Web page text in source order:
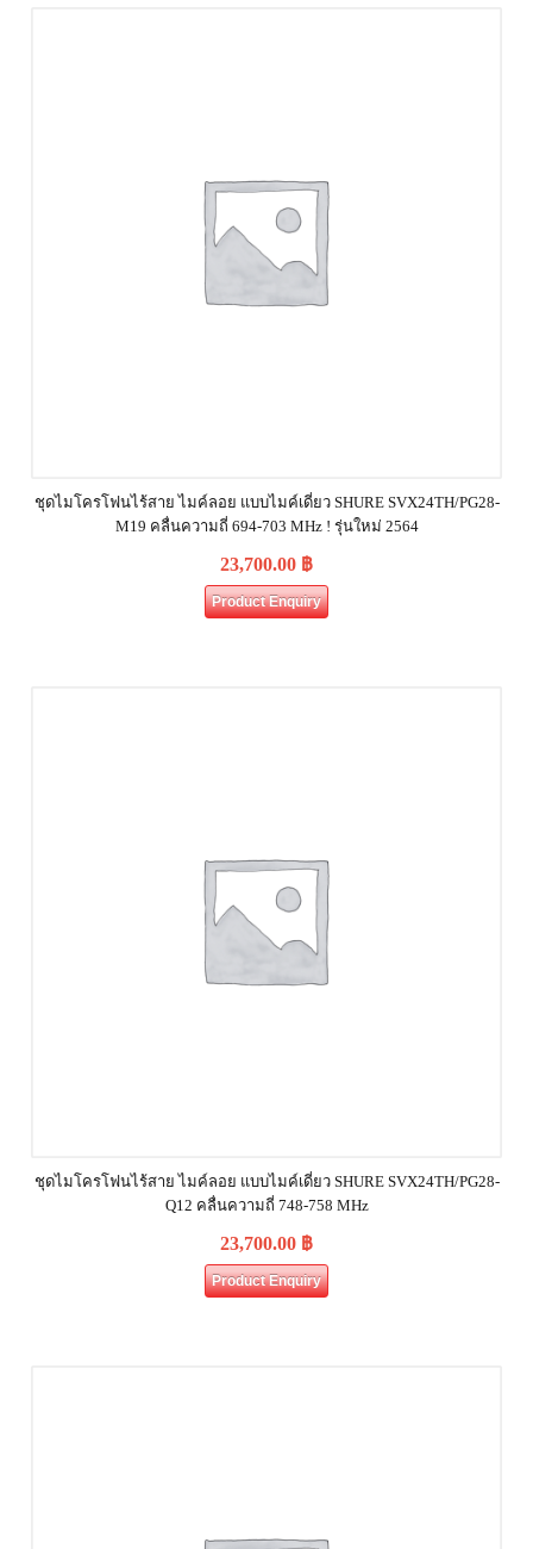
ชุดไมโครโฟนไร้สาย ไมค์ลอย แบบไมค์เดี่ยว SHURE SVX24TH/PG28-
M19 คลื่นความถี่ 694-703 MHz ! รุ่นใหม่ 2564
23,700.00 ฿
Product Enquiry
ชุดไมโครโฟนไร้สาย ไมค์ลอย แบบไมค์เดี่ยว SHURE SVX24TH/PG28-
Q12 คลื่นความถี่ 748-758 MHz
23,700.00 ฿
Product Enquiry